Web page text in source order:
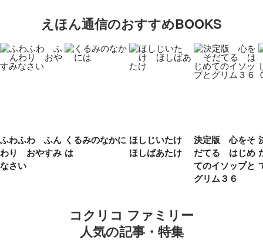
えほん通信のおすすめBOOKS
ふわふわ ふん
わり おやすみ
なさい
くるみのなかに
は
ほしじいたけ
ほしばあたけ
決定版 心をそ
だてる はじめ
てのイソップと
グリム３６
コクリコ ファミリー
人気の記事・特集